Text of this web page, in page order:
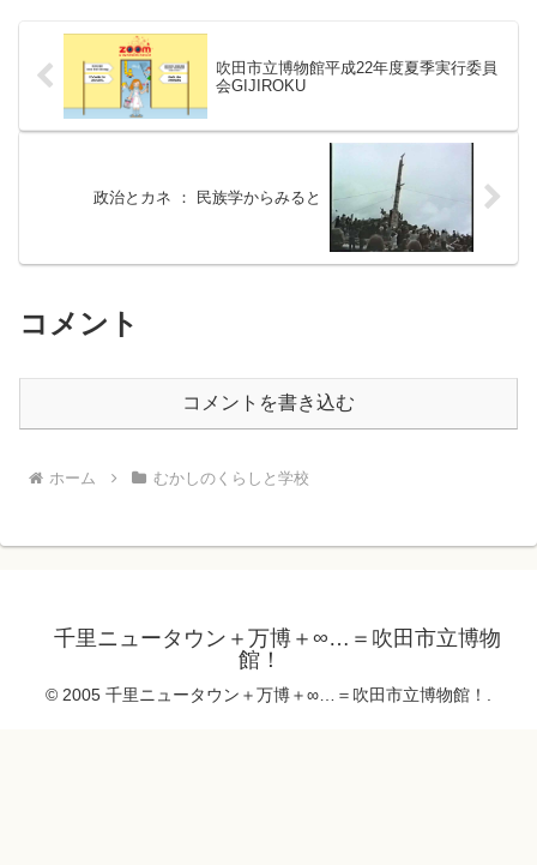
吹田市立博物館平成22年度夏季実行委員
会GIJIROKU
政治とカネ ： 民族学からみると
コメント
コメントを書き込む
ホーム むかしのくらしと学校
千里ニュータウン＋万博＋∞…＝吹田市立博物
館！
© 2005 千里ニュータウン＋万博＋∞…＝吹田市立博物館！.